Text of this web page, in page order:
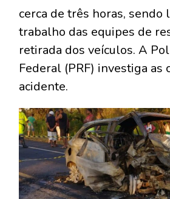
cerca de três horas, sendo
trabalho das equipes de
retirada dos veículos. A
Federal (PRF) investiga as
acidente.